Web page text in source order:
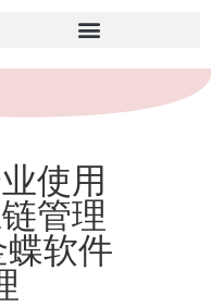
使用
管理
软件